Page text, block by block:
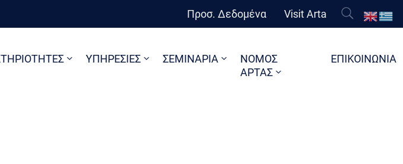
Προσ. Δεδομένα Visit Arta
ΥΠΗΡΕΣΙΕΣ ΣΕΜΙΝΑΡΙΑ
ΝΟΜΟΣ
ΑΡΤΑΣ
ΕΠΙΚΟΙΝΩΝΙΑ